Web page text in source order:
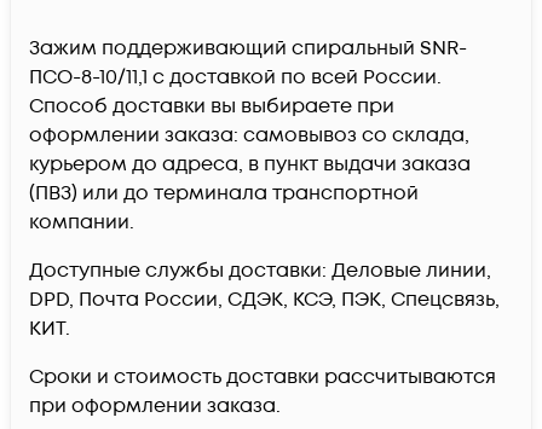
Зажим поддерживающий спиральный SNR-
ПСО-8-10/11,1 c доставкой по всей России.
Способ доставки вы выбираете при
оформлении заказа: самовывоз со склада,
курьером до адреса, в пункт выдачи заказа
(ПВЗ) или до терминала транспортной
компании.
Доступные службы доставки: Деловые линии,
DPD, Почта России, СДЭК, КСЭ, ПЭК, Спецсвязь,
КИТ.
Сроки и стоимость доставки рассчитываются
при оформлении заказа.